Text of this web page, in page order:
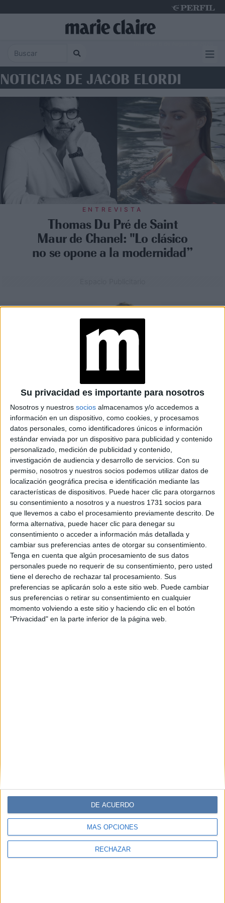
Su privacidad es importante para nosotros
Nosotros y nuestros socios almacenamos y/o accedemos a
información en un dispositivo, como cookies, y procesamos
datos personales, como identificadores únicos e información
estándar enviada por un dispositivo para publicidad y contenido
personalizado, medición de publicidad y contenido,
investigación de audiencia y desarrollo de servicios. Con su
permiso, nosotros y nuestros socios podemos utilizar datos de
localización geográfica precisa e identificación mediante las
características de dispositivos. Puede hacer clic para otorgarnos
su consentimiento a nosotros y a nuestros 1731 socios para
que llevemos a cabo el procesamiento previamente descrito. De
forma alternativa, puede hacer clic para denegar su
consentimiento o acceder a información más detallada y
cambiar sus preferencias antes de otorgar su consentimiento.
Tenga en cuenta que algún procesamiento de sus datos
personales puede no requerir de su consentimiento, pero usted
tiene el derecho de rechazar tal procesamiento. Sus
preferencias se aplicarán solo a este sitio web. Puede cambiar
sus preferencias o retirar su consentimiento en cualquier
momento volviendo a este sitio y haciendo clic en el botón
"Privacidad" en la parte inferior de la página web.
MÁS OPCIONES
RECHAZAR
DE ACUERDO
NOTICIAS DE JACOB ELORDI
ENTREVISTA
Thomas Du Pré de Saint
Maur de Chanel: "Lo clásico
no se opone a la modernidad”
MODA14-10-2024 15:25
Margot Robbie y Jacob Elordi dan
vida a la historia de dos "amantes"
para Chanel
Los actores protagonizan la nueva campaña de Chanel
N°5.